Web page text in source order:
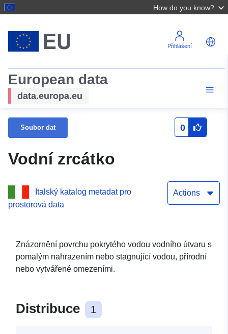
How do you know?
Přihlášení
European data
data.europa.eu
Soubor dat 0
Vodní zrcátko
Italský katalog metadat pro
prostorová data
Actions
Znázornění povrchu pokrytého vodou vodního útvaru s
pomalým nahrazením nebo stagnující vodou, přírodní
nebo vytvářené omezeními.
Distribuce 1